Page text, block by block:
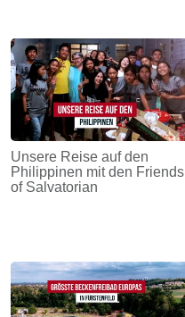
Unsere Reise auf den
Philippinen mit den Friends
of Salvatorian